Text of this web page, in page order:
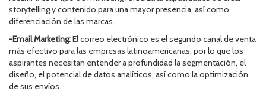
storytelling y contenido para una mayor presencia, así como
diferenciación de las marcas.
-Email Marketing:El correo electrónico es el segundo canal de venta
más efectivo para las empresas latinoamericanas, por lo que los
aspirantes necesitan entender a profundidad la segmentación, el
diseño, el potencial de datos analíticos, así como la optimización
de sus envíos.